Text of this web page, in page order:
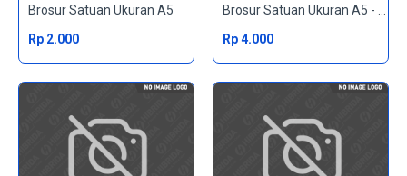
Brosur Satuan Ukuran A5
Rp 2.000
Rp 4.000